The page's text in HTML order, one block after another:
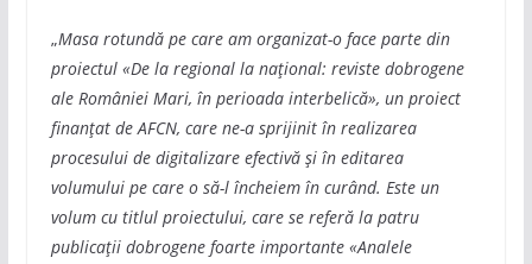
„Masa rotundă pe care am organizat-o face parte din
proiectul «De la regional la național: reviste dobrogene
ale României Mari, în perioada interbelică», un proiect
finanțat de AFCN, care ne-a sprijinit în realizarea
procesului de digitalizare efectivă și în editarea
volumului pe care o să-l încheiem în curând. Este un
volum cu titlul proiectului, care se referă la patru
publicații dobrogene foarte importante «Analele